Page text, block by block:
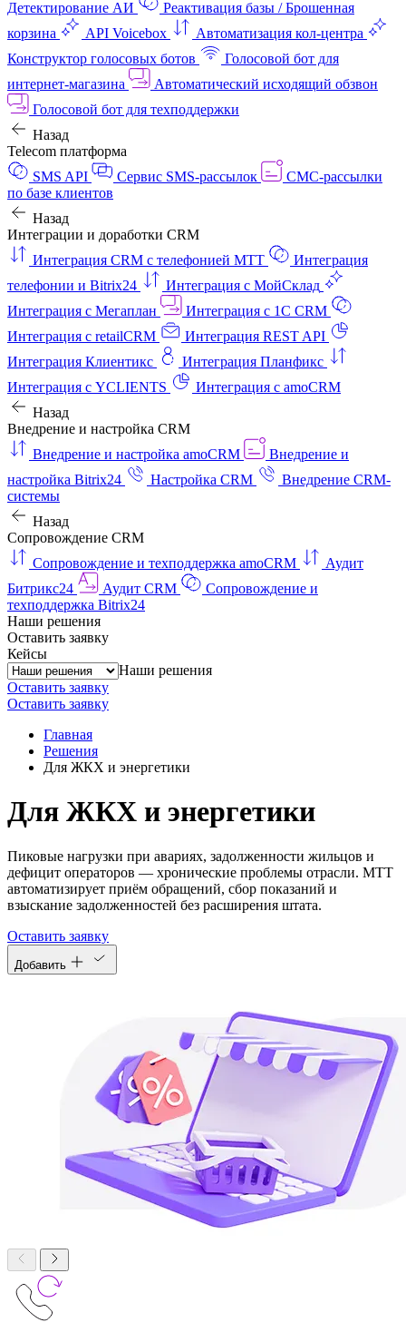
Детектирование АИ
Реактивация базы / Брошенная
корзина
API Voicebox
Автоматизация кол‑центра
Конструктор голосовых ботов
Голосовой бот для
интернет‑магазина
Автоматический исходящий обзвон
Голосовой бот для техподдержки
Назад
Telecom платформа
SMS API
Сервис SMS-рассылок
СМС-рассылки
по базе клиентов
Назад
Интеграции и доработки CRM
Интеграция CRM с телефонией МТТ
Интеграция
телефонии и Bitrix24
Интеграция с МойСклад
Интеграция с Мегаплан
Интеграция с 1C CRM
Интеграция с retailCRM
Интеграция REST API
Интеграция Клиентикс
Интеграция Планфикс
Интеграция с YCLIENTS
Интеграция с amoCRM
Назад
Внедрение и настройка CRM
Внедрение и настройка amoCRM
Внедрение и
настройка Bitrix24
Настройка CRM
Внедрение CRM-
системы
Назад
Сопровождение CRM
Сопровождение и техподдержка amoCRM
Аудит
Битрикс24
Аудит CRM
Сопровождение и
техподдержка Bitrix24
Наши решения
Оставить заявку
Кейсы
Наши решения
Оставить заявку
Оставить заявку
Главная
Решения
Для ЖКХ и энергетики
Для ЖКХ и энергетики
Пиковые нагрузки при авариях, задолженности жильцов и
дефицит операторов — хронические проблемы отрасли. МТТ
автоматизирует приём обращений, сбор показаний и
взыскание задолженностей без расширения штата.
Оставить заявку
Добавить